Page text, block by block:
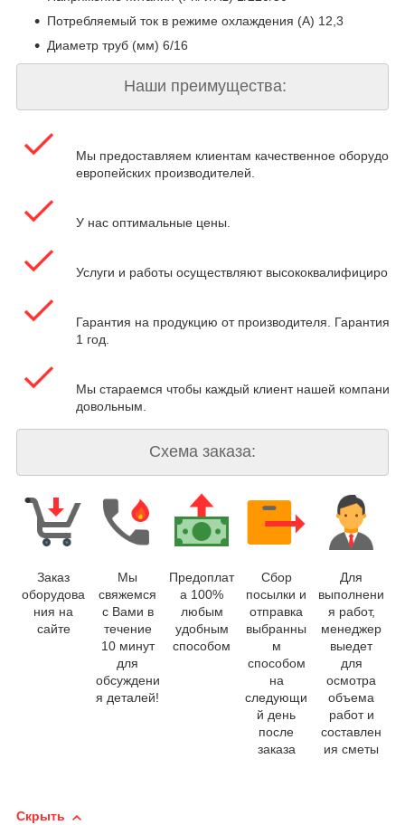
Потребляемый ток в режиме охлаждения (A) 12,3
Диаметр труб (мм) 6/16
Наши преимущества:
Мы предоставляем клиентам качественное
европейских производителей.
У нас оптимальные цены.
Услуги и работы осуществляют
Гарантия на продукцию от производителя. Гарантия
1 год.
Мы стараемся чтобы каждый клиент нашей компании
довольным.
Схема заказа:
Заказ
оборудова
ния на
сайте
Мы
свяжемся
с Вами в
течение
10 минут
для
обсуждени
я деталей!
Предоплат
а 100%
любым
удобным
способом
Сбор
посылки и
отправка
выбранны
м
способом
на
следующи
й день
после
заказа
Для
выполнени
я работ,
менеджер
выедет
для
осмотра
объема
работ и
составлен
ия сметы
Скрыть